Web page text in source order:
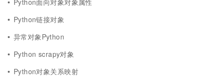
Python面向对象对象属性
Python链接对象
异常对象Python
Python scrapy对象
Python对象关系映射